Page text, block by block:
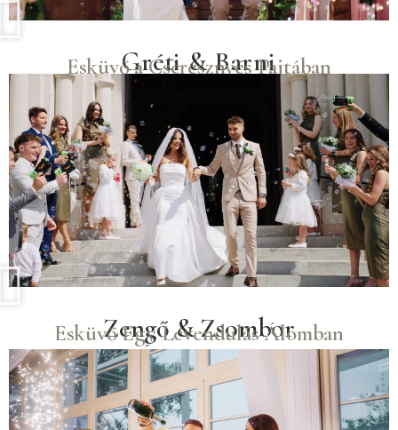
Gréti & Barni
Esküvő a Cseresznyés Pajtában
Zengő & Zsombor
Esküvő Egy Levendulás Álomban